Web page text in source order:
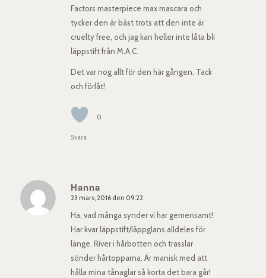
Factors masterpiece max mascara och
tycker den är bäst trots att den inte är
cruelty free, och jag kan heller inte låta bli
läppstift från M.A.C.
Det var nog allt för den här gången. Tack
och förlåt!
0
Svara
Hanna
says:
23 mars, 2016 den 09:22
Ha, vad många synder vi har gemensamt!
Har kvar läppstift/läppglans alldeles för
länge. River i hårbotten och trasslar
sönder hårtopparna. Är manisk med att
hålla mina tånaglar så korta det bara går!